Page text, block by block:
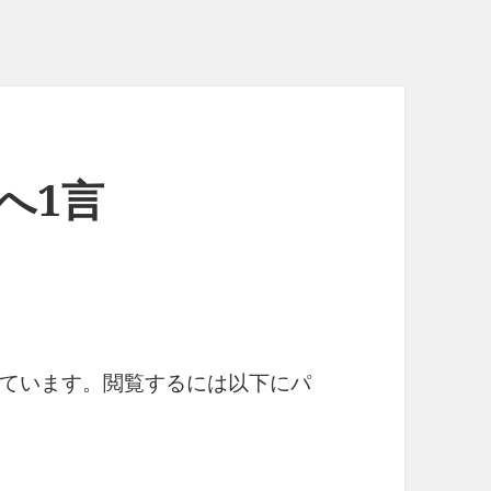
1言
います。閲覧するには以下にパ